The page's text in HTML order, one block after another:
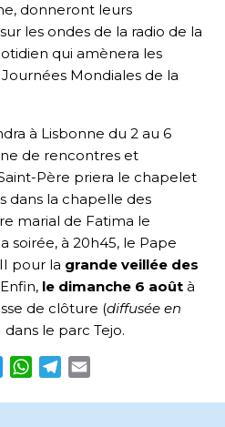
donneront leurs
les ondes de la radio de la
qui amènera les
Mondiales de la
à Lisbonne du 2 au 6
de rencontres et
Père priera le chapelet
dans la chapelle des
marial de Fatima le
soirée, à 20h45, le Pape
pour la grande veillée des
le dimanche 6 août à
de clôture (diffusée en
dans le parc Tejo.
TwitterWhatsApp
Telegram